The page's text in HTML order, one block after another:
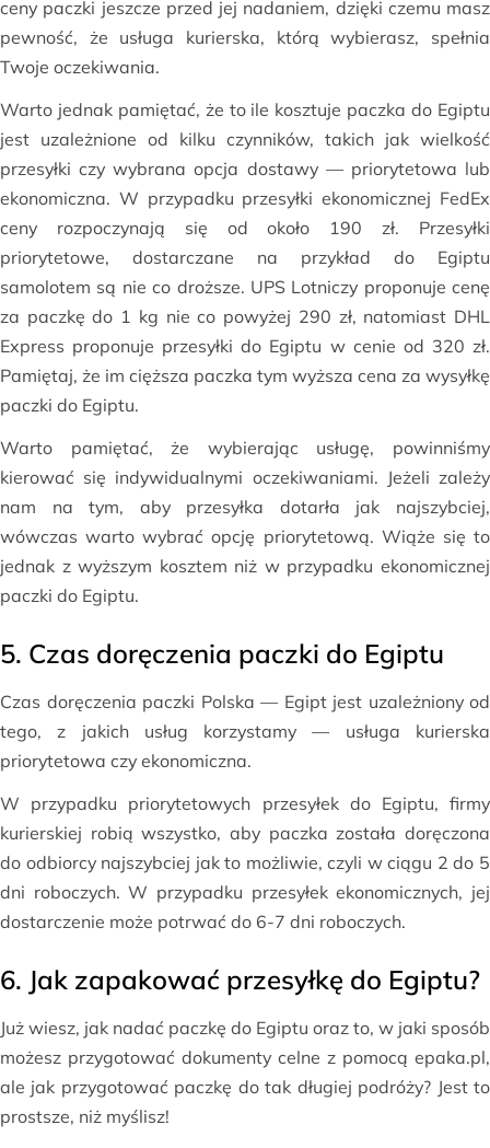
ceny paczki jeszcze przed jej nadaniem, dzięki czemu masz
pewność, że usługa kurierska, którą wybierasz, spełnia
Twoje oczekiwania.
Warto jednak pamiętać, że to ile kosztuje paczka do Egiptu
jest uzależnione od kilku czynników, takich jak wielkość
przesyłki czy wybrana opcja dostawy — priorytetowa lub
ekonomiczna. W przypadku przesyłki ekonomicznej FedEx
ceny rozpoczynają się od około 190 zł. Przesyłki
priorytetowe, dostarczane na przykład do Egiptu
samolotem są nie co droższe. UPS Lotniczy proponuje cenę
za paczkę do 1 kg nie co powyżej 290 zł, natomiast DHL
Express proponuje przesyłki do Egiptu w cenie od 320 zł.
Pamiętaj, że im cięższa paczka tym wyższa cena za wysyłkę
paczki do Egiptu.
Warto pamiętać, że wybierając usługę, powinniśmy
kierować się indywidualnymi oczekiwaniami. Jeżeli zależy
nam na tym, aby przesyłka dotarła jak najszybciej,
wówczas warto wybrać opcję priorytetową. Wiąże się to
jednak z wyższym kosztem niż w przypadku ekonomicznej
paczki do Egiptu.
5. Czas doręczenia paczki do Egiptu
Czas doręczenia paczki Polska — Egipt jest uzależniony od
tego, z jakich usług korzystamy — usługa kurierska
priorytetowa czy ekonomiczna.
W przypadku priorytetowych przesyłek do Egiptu, firmy
kurierskiej robią wszystko, aby paczka została doręczona
do odbiorcy najszybciej jak to możliwie, czyli w ciągu 2 do 5
dni roboczych. W przypadku przesyłek ekonomicznych, jej
dostarczenie może potrwać do 6-7 dni roboczych.
6. Jak zapakować przesyłkę do Egiptu?
Już wiesz, jak nadać paczkę do Egiptu oraz to, w jaki sposób
możesz przygotować dokumenty celne z pomocą epaka.pl,
ale jak przygotować paczkę do tak długiej podróży? Jest to
prostsze, niż myślisz!